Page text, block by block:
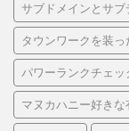
サブドメインとサブ
タウンワークを装
パワーランクチェッ
マヌカハニー好きな